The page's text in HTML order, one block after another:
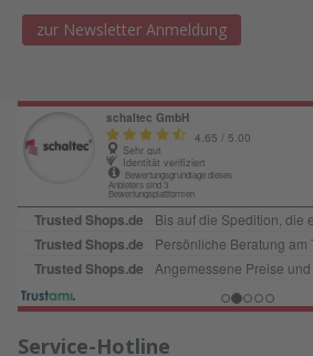
zur Newsletter Anmeldung
Service-Hotline